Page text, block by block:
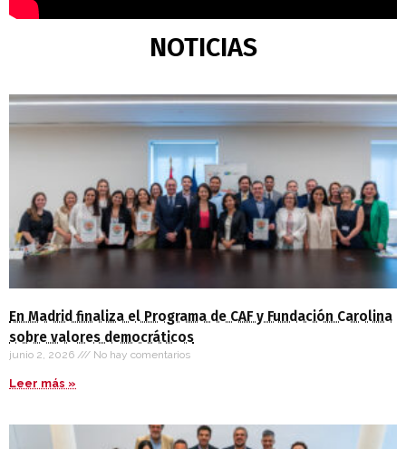
NOTICIAS
En Madrid finaliza el Programa de CAF y Fundación Carolina
sobre valores democráticos
junio 2, 2026 No hay comentarios
Leer más »